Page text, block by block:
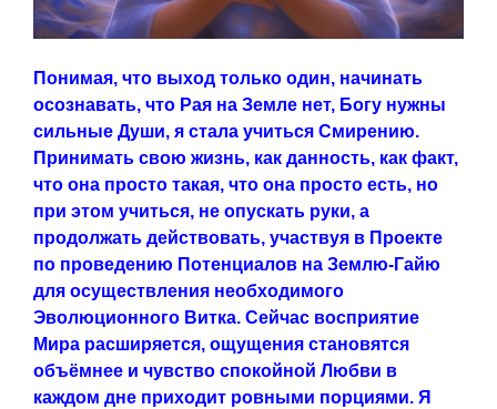
Понимая, что выход только один, начинать
осознавать, что Рая на Земле нет, Богу нужны
сильные Души, я стала учиться Смирению.
Принимать свою жизнь, как данность, как факт,
что она просто такая, что она просто есть, но
при этом учиться, не опускать руки, а
продолжать действовать, участвуя в Проекте
по проведению Потенциалов на Землю-Гайю
для осуществления необходимого
Эволюционного Витка. Сейчас восприятие
Мира расширяется, ощущения становятся
объёмнее и чувство спокойной Любви в
каждом дне приходит ровными порциями. Я